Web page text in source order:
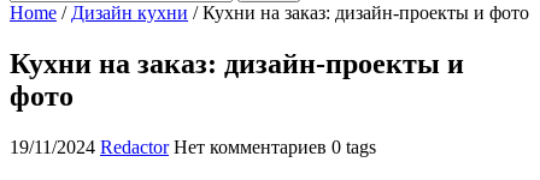
Home / Дизайн кухни /Кухни на заказ: дизайн-проекты и фото
Кухни на заказ: дизайн-проекты и
фото
19/11/2024 Redactor Нет комментариев 0 tags